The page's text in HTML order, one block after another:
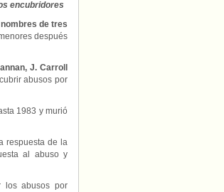
encubridores
de tres
después
J. Carroll
abusos por
1983 y murió
respuesta de la
al abuso y
los abusos por